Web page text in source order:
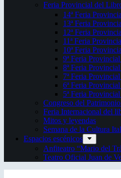
Feria Provincial del
14ª Feria
13ª Feria
12ª Feria
11ª Feria
10ª Feria
9ª Feria
8ª Feria
7ª Feria
6ª Feria
5ª Feria
Congreso del
Feria Internacional del
Mitos y leyendas
Semana de la Cultura
Espacios escénicos
Anfiteatro “Mario del
Teatro Oficial Juan de